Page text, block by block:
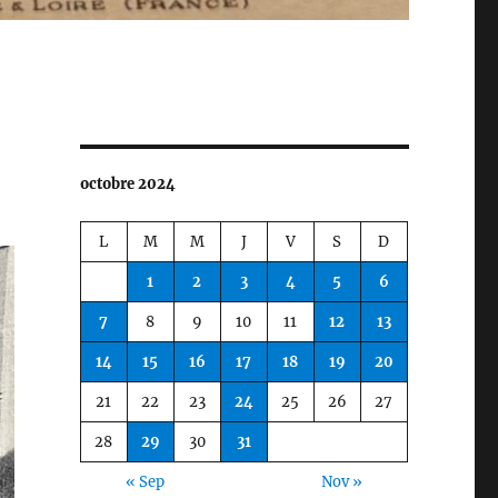
octobre 2024
L M M J V S D
1 2 3 4 5 6
7 8 9 10 11 12 13
14 15 16 17 18 19 20
21 22 23 24 25 26 27
28 29 30 31
« Sep Nov »